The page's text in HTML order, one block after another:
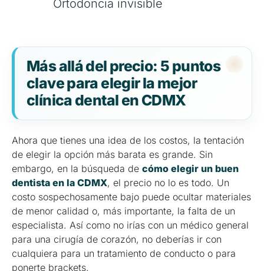
Ortodoncia invisible
Más allá del precio: 5 puntos
clave para elegir la mejor
clínica dental en CDMX
Ahora que tienes una idea de los costos, la tentación
de elegir la opción más barata es grande. Sin
embargo, en la búsqueda de cómo elegir un buen
dentista en la CDMX, el precio no lo es todo. Un
costo sospechosamente bajo puede ocultar materiales
de menor calidad o, más importante, la falta de un
especialista. Así como no irías con un médico general
para una cirugía de corazón, no deberías ir con
cualquiera para un tratamiento de conducto o para
ponerte brackets.